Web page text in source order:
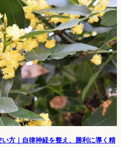
方｜自律神経を整え、勝利に導く精